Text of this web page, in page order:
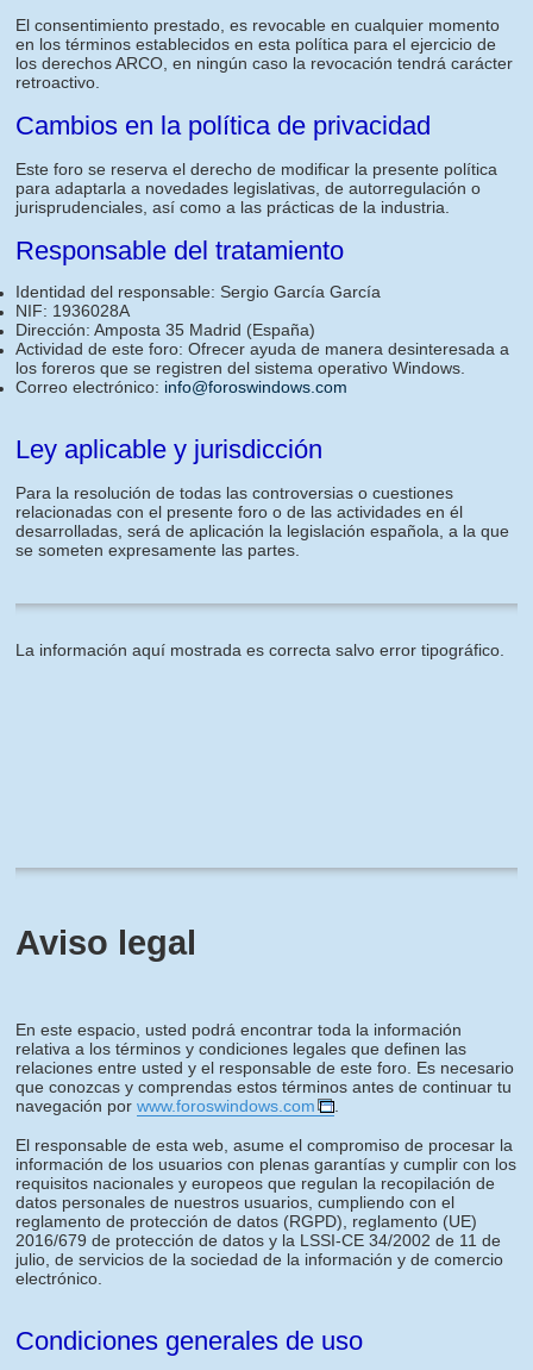
El consentimiento prestado, es revocable en cualquier momento
en los términos establecidos en esta política para el ejercicio de
los derechos ARCO, en ningún caso la revocación tendrá carácter
retroactivo.
Cambios en la política de privacidad
Este foro se reserva el derecho de modificar la presente política
para adaptarla a novedades legislativas, de autorregulación o
jurisprudenciales, así como a las prácticas de la industria.
Responsable del tratamiento
Identidad del responsable: Sergio García García
NIF: 1936028A
Dirección: Amposta 35 Madrid (España)
Actividad de este foro: Ofrecer ayuda de manera desinteresada a
los foreros que se registren del sistema operativo Windows.
Correo electrónico: info@foroswindows.com
Ley aplicable y jurisdicción
Para la resolución de todas las controversias o cuestiones
relacionadas con el presente foro o de las actividades en él
desarrolladas, será de aplicación la legislación española, a la que
se someten expresamente las partes.
La información aquí mostrada es correcta salvo error tipográfico.
Aviso legal
En este espacio, usted podrá encontrar toda la información
relativa a los términos y condiciones legales que definen las
relaciones entre usted y el responsable de este foro. Es necesario
que conozcas y comprendas estos términos antes de continuar tu
navegación por www.foroswindows.com
El responsable de esta web, asume el compromiso de procesar la
información de los usuarios con plenas garantías y cumplir con los
requisitos nacionales y europeos que regulan la recopilación de
datos personales de nuestros usuarios, cumpliendo con el
reglamento de protección de datos (RGPD), reglamento (UE)
2016/679 de protección de datos y la LSSI-CE 34/2002 de 11 de
julio, de servicios de la sociedad de la información y de comercio
electrónico.
Condiciones generales de uso